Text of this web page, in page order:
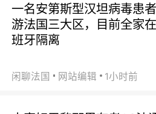
一名安第斯型汉坦病毒患
游法国三大区，目前全家
班牙隔离
闲聊法国 网站编辑 1小时前